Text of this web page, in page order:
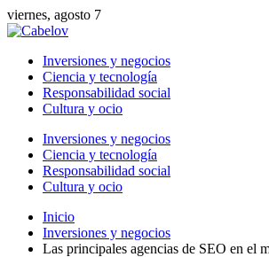
viernes, agosto 7
Inversiones y negocios
Ciencia y tecnología
Responsabilidad social
Cultura y ocio
Inversiones y negocios
Ciencia y tecnología
Responsabilidad social
Cultura y ocio
Inicio
Inversiones y negocios
Las principales agencias de SEO en el